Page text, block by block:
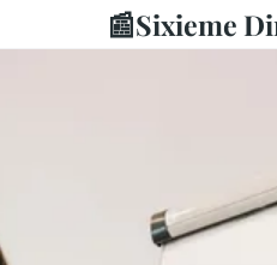
📰Sixieme